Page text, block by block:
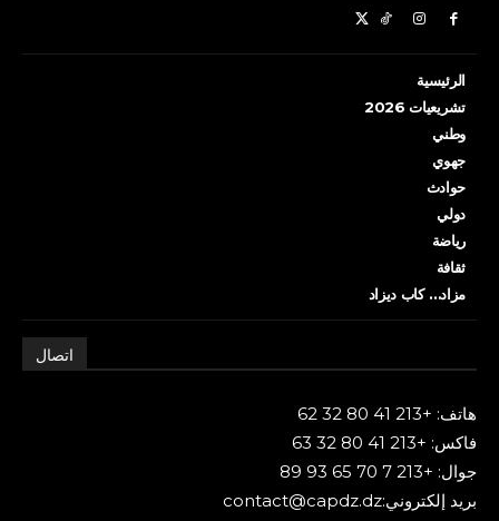
الرئيسية
تشريعيات 2026
وطني
جهوي
حوادث
دولي
رياضة
ثقافة
مزاد… كاب ديزاد
اتصال
هاتف: +213 41 80 32 62
فاكس: +213 41 80 32 63
جوال: +213 7 70 65 93 89
بريد إلكتروني:contact@capdz.dz